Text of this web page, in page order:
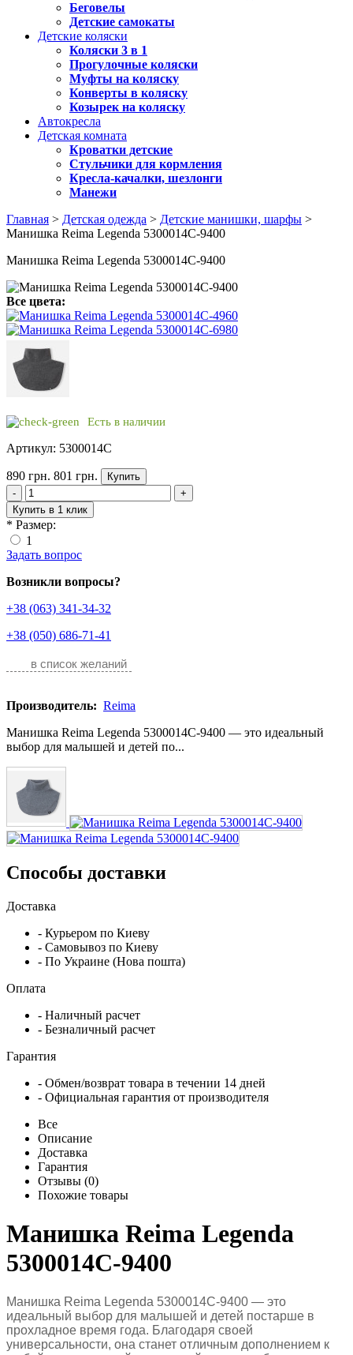
Беговелы
Детские самокаты
Детские коляски
Коляски 3 в 1
Прогулочные коляски
Муфты на коляску
Конверты в коляску
Козырек на коляску
Автокресла
Детская комната
Кроватки детские
Стульчики для кормления
Кресла-качалки, шезлонги
Манежи
Главная > Детская одежда > Детские манишки, шарфы >
Манишка Reima Legenda 5300014C-9400
Манишка Reima Legenda 5300014C-9400
Все цвета:
Есть в наличии
Артикул: 5300014C
890 грн. 801 грн.
Купить
-
+
Купить в 1 клик
* Размер:
1
Задать вопрос
Возникли вопросы?
+38 (063) 341-34-32
+38 (050) 686-71-41
в список желаний
Производитель: Reima
Манишка Reima Legenda 5300014C-9400 — это идеальный
выбор для малышей и детей по...
Способы доставки
Доставка
- Курьером по Киеву
- Самовывоз по Киеву
- По Украине (Нова пошта)
Оплата
- Наличный расчет
- Безналичный расчет
Гарантия
- Обмен/возврат товара в течении 14 дней
- Официальная гарантия от производителя
Все
Описание
Доставка
Гарантия
Отзывы (0)
Похожие товары
Манишка Reima Legenda
5300014C-9400
Манишка Reima Legenda 5300014C-9400 — это
идеальный выбор для малышей и детей постарше в
прохладное время года. Благодаря своей
универсальности, она станет отличным дополнением к